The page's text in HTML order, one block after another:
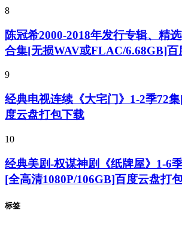
8
陈冠希2000-2018年发行专辑、精
合集[无损WAV或FLAC/6.68GB]百
9
经典电视连续《大宅门》1-2季72
度云盘打包下载
10
经典美剧-权谋神剧《纸牌屋》1-6
[全高清1080P/106GB]百度云盘打
标签